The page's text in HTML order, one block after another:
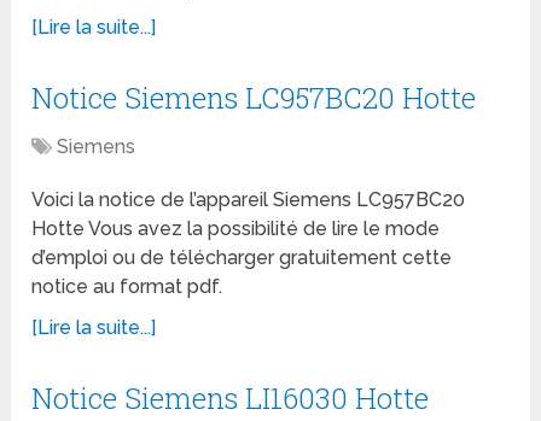
[Lire la suite...]
Notice Siemens LC957BC20 Hotte
Siemens
Voici la notice de l’appareil Siemens LC957BC20
Hotte Vous avez la possibilité de lire le mode
d’emploi ou de télécharger gratuitement cette
notice au format pdf.
[Lire la suite...]
Notice Siemens LI16030 Hotte